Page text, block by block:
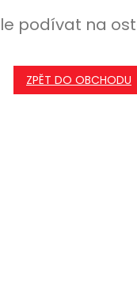
podívat na
ZPĚT DO OBCHODU